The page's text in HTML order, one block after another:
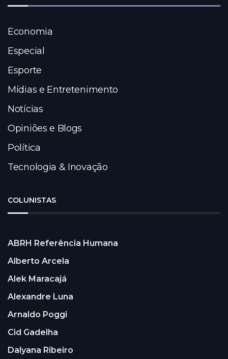
Economia
Especial
Esporte
Mídias e Entretenimento
Notícias
Opiniões e Blogs
Política
Tecnologia & Inovação
COLUNISTAS
ABRH Referência Humana
Alberto Arcela
Alek Maracajá
Alexandre Luna
Arnaldo Poggi
Cid Gadelha
Dalyana Ribeiro